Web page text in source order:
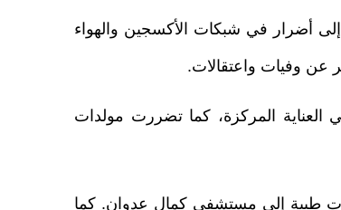
أضرار في شبكات الأكسجين والهواء
عن وفيات واعتقالات.
رئيس ممرضي العناية المركزة، كما تضررت مولدات
و200 طرد غذائي، ووحدات دم، وإمدادات طبية إلى مستشفى كمال عدوان. كما